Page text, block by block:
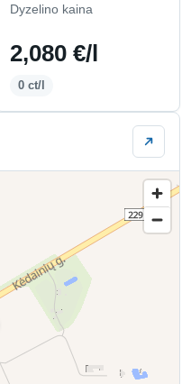
Dyzelino kaina
2,080 €/l
0 ct/l